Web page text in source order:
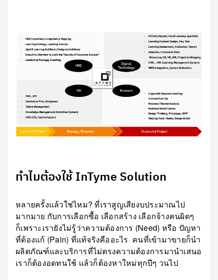
ทำไมต้องใช้ InTyme Solution
หลายครั้งแล้วใช่ไหม? ที่เราสูญเสียงบประมาณไป
มากมาย กับการเลือกซื้อ เลือกสร้าง เลือกจ้างคนผิดๆ
ก็เพราะเรายังไม่รู้ว่าความต้องการ (Need) หรือ ปัญหา
ที่ต้องแก้ (Pain) ที่แท้จริงคืออะไร คนที่เข้ามาขายก็นำ
ผลิตภัณฑ์และบริการที่ไม่ตรงความต้องการมานำเสนอ
เราก็ต้องอดทนใช้ แล้วก็ต้องหาใหม่ทุกปีๆ วนไป